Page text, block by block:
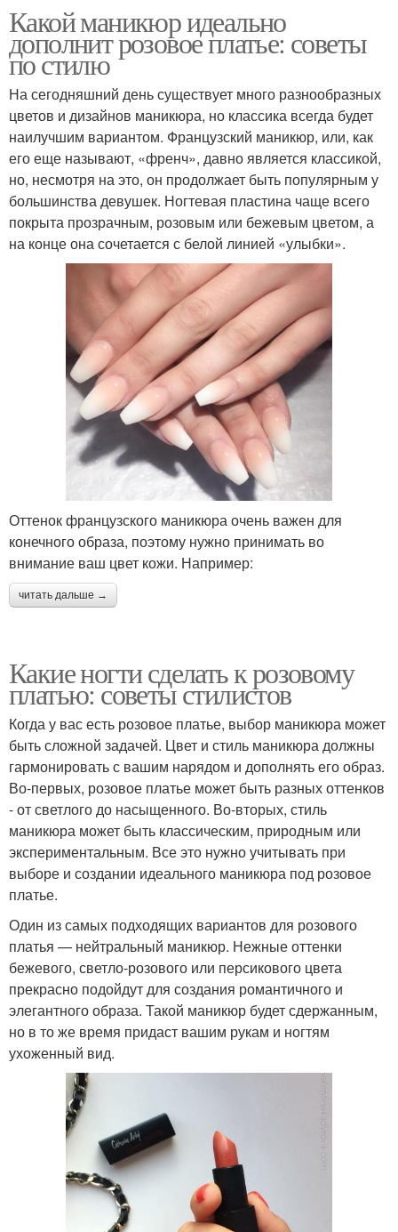
Какой маникюр идеально
дополнит розовое платье: советы
по стилю
На сегодняшний день существует много разнообразных
цветов и дизайнов маникюра, но классика всегда будет
наилучшим вариантом. Французский маникюр, или, как
его еще называют, «френч», давно является классикой,
но, несмотря на это, он продолжает быть популярным у
большинства девушек. Ногтевая пластина чаще всего
покрыта прозрачным, розовым или бежевым цветом, а
на конце она сочетается с белой линией «улыбки».
Оттенок французского маникюра очень важен для
конечного образа, поэтому нужно принимать во
внимание ваш цвет кожи. Например:
читать дальше →
Какие ногти сделать к розовому
платью: советы стилистов
Когда у вас есть розовое платье, выбор маникюра может
быть сложной задачей. Цвет и стиль маникюра должны
гармонировать с вашим нарядом и дополнять его образ.
Во-первых, розовое платье может быть разных оттенков
- от светлого до насыщенного. Во-вторых, стиль
маникюра может быть классическим, природным или
экспериментальным. Все это нужно учитывать при
выборе и создании идеального маникюра под розовое
платье.
Один из самых подходящих вариантов для розового
платья — нейтральный маникюр. Нежные оттенки
бежевого, светло-розового или персикового цвета
прекрасно подойдут для создания романтичного и
элегантного образа. Такой маникюр будет сдержанным,
но в то же время придаст вашим рукам и ногтям
ухоженный вид.